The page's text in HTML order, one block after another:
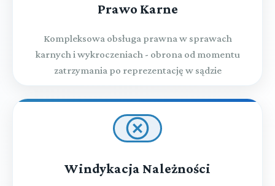
Prawo Karne
Kompleksowa obsługa prawna w sprawach
karnych i wykroczeniach - obrona od momentu
zatrzymania po reprezentację w sądzie
Windykacja Należności